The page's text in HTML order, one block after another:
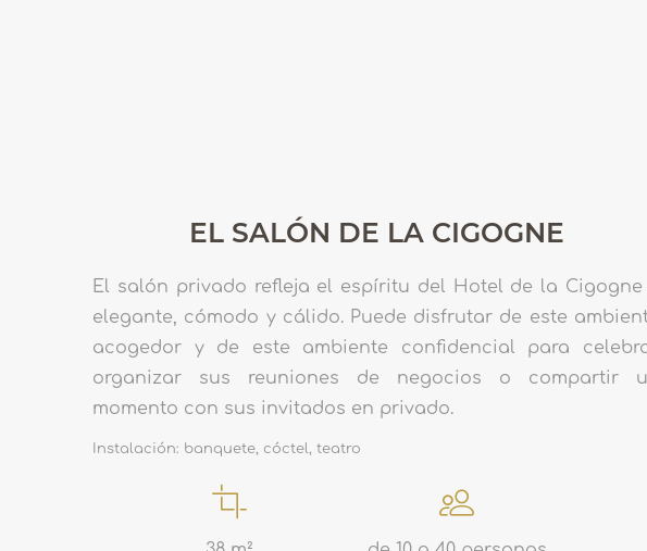
EL SALÓN DE LA CIGOGNE
El salón privado refleja el espíritu del Hotel de la Cigogne
elegante, cómodo y cálido. Puede disfrutar de este
acogedor y de este ambiente confidencial para
organizar sus reuniones de negocios o compartir
momento con sus invitados en privado.
Instalación: banquete, cóctel, teatro